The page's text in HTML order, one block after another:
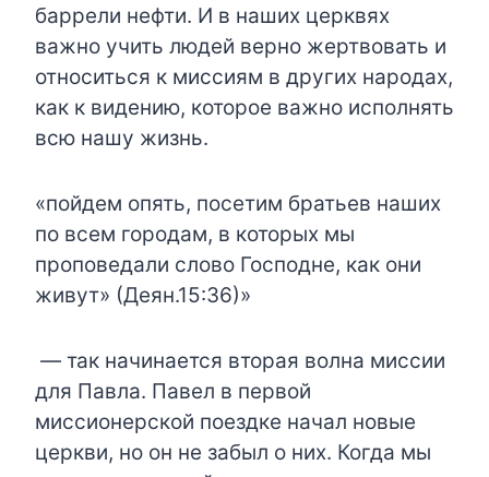
баррели нефти. И в наших церквях
важно учить людей верно жертвовать и
относиться к миссиям в других народах,
как к видению, которое важно исполнять
всю нашу жизнь.
«пойдем опять, посетим братьев наших
по всем городам, в которых мы
проповедали слово Господне, как они
живут» (Деян.15:36)»
— так начинается вторая волна миссии
для Павла. Павел в первой
миссионерской поездке начал новые
церкви, но он не забыл о них. Когда мы